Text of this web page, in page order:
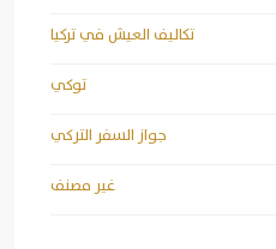
تكاليف العيش في تركيا
توكي
جواز السفر التركي
غير مصنف